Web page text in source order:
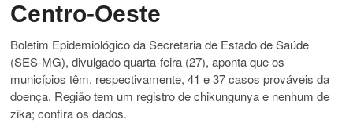
Centro-Oeste
Boletim Epidemiológico da Secretaria de Estado de Saúde
(SES-MG), divulgado quarta-feira (27), aponta que os
municípios têm, respectivamente, 41 e 37 casos prováveis da
doença. Região tem um registro de chikungunya e nenhum de
zika; confira os dados.